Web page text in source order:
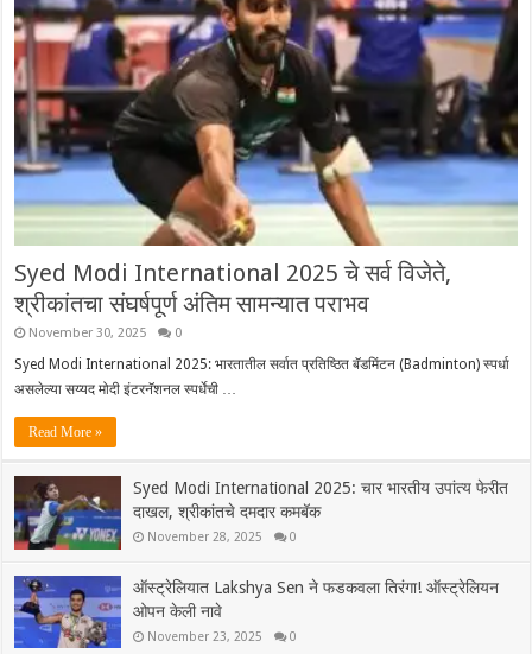
Syed Modi International 2025 चे सर्व विजेते,
श्रीकांतचा संघर्षपूर्ण अंतिम सामन्यात पराभव
November 30, 2025 0
Syed Modi International 2025: भारतातील सर्वात प्रतिष्ठित बॅडमिंटन (Badminton) स्पर्धा
असलेल्या सय्यद मोदी इंटरनॅशनल स्पर्धेची …
Read More »
Syed Modi International 2025: चार भारतीय उपांत्य फेरीत
दाखल, श्रीकांतचे दमदार कमबॅक
November 28, 2025 0
ऑस्ट्रेलियात Lakshya Sen ने फडकवला तिरंगा! ऑस्ट्रेलियन
ओपन केली नावे
November 23, 2025 0